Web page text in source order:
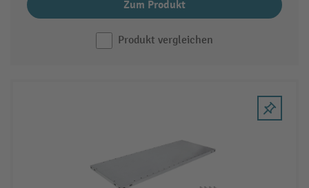
Zum Produkt
Produkt vergleichen